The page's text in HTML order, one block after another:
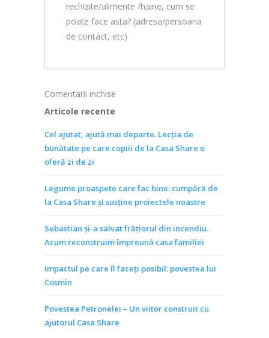
rechizite/alimente /haine, cum se
poate face asta? (adresa/persoana
de contact, etc)
Comentarii inchise
Articole recente
Cel ajutat, ajută mai departe. Lecția de
bunătate pe care copiii de la Casa Share o
oferă zi de zi
Legume proaspete care fac bine: cumpără de
la Casa Share și susține proiectele noastre
Sebastian și-a salvat frățiorul din incendiu.
Acum reconstruim împreună casa familiei
Impactul pe care îl faceți posibil: povestea lui
Cosmin
Povestea Petronelei – Un viitor construit cu
ajutorul Casa Share